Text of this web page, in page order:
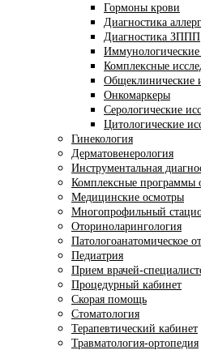
Гормоны крови
Диагностика
Диагностика ЗППП
Иммунологические
Комплексные
Общеклинические
Онкомаркеры
Серологические
Цитологические
Гинекология
Дерматовенерология
Инструментальная
Комплексные программы
Медицинские осмотры
Многопрофильный
Оториноларингология
Патологоанатомическое
Педиатрия
Прием врачей-
Процедурный кабинет
Скорая помощь
Стоматология
Терапевтический кабинет
Травматология-ортопедия